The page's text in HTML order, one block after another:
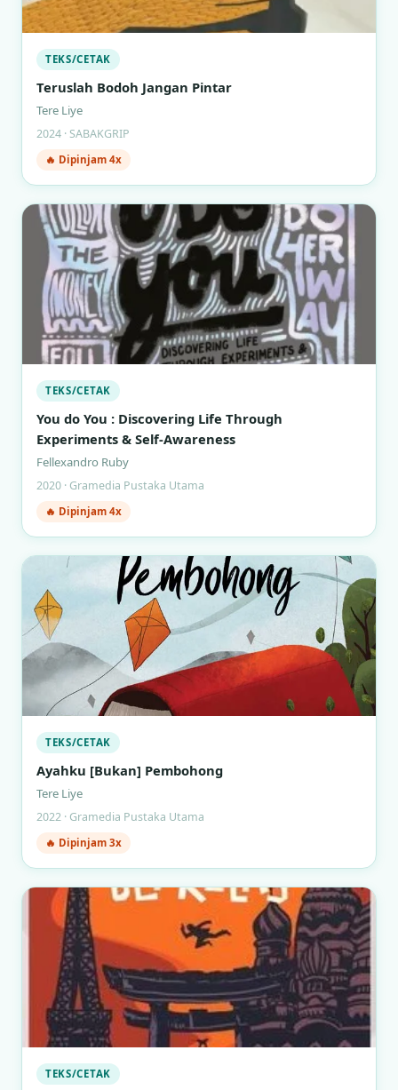
TEKS/CETAK
Teruslah Bodoh Jangan Pintar
Tere Liye
2024 · SABAKGRIP
🔥 Dipinjam 4x
TEKS/CETAK
You do You : Discovering Life Through
Experiments & Self-Awareness
Fellexandro Ruby
2020 · Gramedia Pustaka Utama
🔥 Dipinjam 4x
TEKS/CETAK
Ayahku [Bukan] Pembohong
Tere Liye
2022 · Gramedia Pustaka Utama
🔥 Dipinjam 3x
TEKS/CETAK